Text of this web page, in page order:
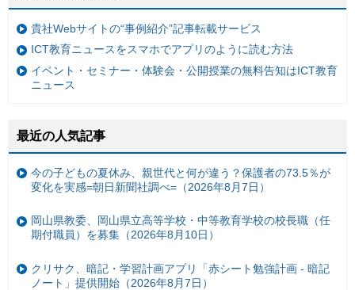
貴社Webサイトの“事例紹介”記事転載サービス
ICT教育ニュースをスマホでアプリのように読む方法
イベント・セミナー・体験会・公開授業の無料告知はICT教育
ニュース
最近の人気記事
今の子どもの夏休み、親世代と何が違う？保護者の73.5％が
変化を実感=朝日新聞社調べ=（2026年8月7日）
岡山県教委、岡山県立高等学校・中等教育学校の校長職（任
期付職員）を募集（2026年8月10日）
クリサク、暗記・学習計画アプリ「赤シート勉強計画 - 暗記
ノート」提供開始（2026年8月7日）